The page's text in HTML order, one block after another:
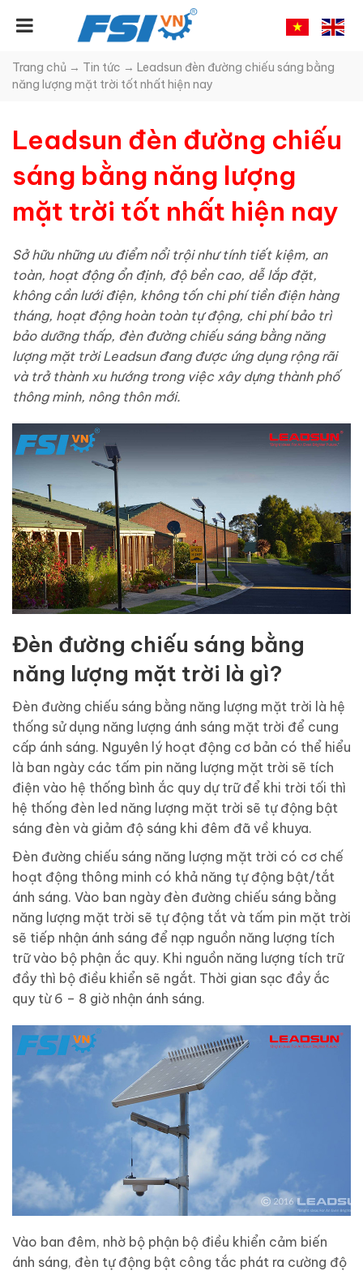
Trang chủ → Tin tức → Leadsun đèn đường chiếu sáng bằng
năng lượng mặt trời tốt nhất hiện nay
Leadsun đèn đường chiếu
sáng bằng năng lượng
mặt trời tốt nhất hiện nay
Sở hữu những ưu điểm nổi trội như tính tiết kiệm, an
toàn, hoạt động ổn định, độ bền cao, dễ lắp đặt,
không cần lưới điện, không tốn chi phí tiền điện hàng
tháng, hoạt động hoàn toàn tự động, chi phí bảo trì
bảo dưỡng thấp, đèn đường chiếu sáng bằng năng
lượng mặt trời Leadsun đang được ứng dụng rộng rãi
và trở thành xu hướng trong việc xây dựng thành phố
thông minh, nông thôn mới.
Đèn đường chiếu sáng bằng
năng lượng mặt trời là gì?
Đèn đường chiếu sáng bằng năng lượng mặt trời là hệ
thống sử dụng năng lượng ánh sáng mặt trời để cung
cấp ánh sáng. Nguyên lý hoạt động cơ bản có thể hiểu
là ban ngày các tấm pin năng lượng mặt trời sẽ tích
điện vào hệ thống bình ắc quy dự trữ để khi trời tối thì
hệ thống đèn led năng lượng mặt trời sẽ tự động bật
sáng đèn và giảm độ sáng khi đêm đã về khuya.
Đèn đường chiếu sáng năng lượng mặt trời có cơ chế
hoạt động thông minh có khả năng tự động bật/tắt
ánh sáng. Vào ban ngày đèn đường chiếu sáng bằng
năng lượng mặt trời sẽ tự động tắt và tấm pin mặt trời
sẽ tiếp nhận ánh sáng để nạp nguồn năng lượng tích
trữ vào bộ phận ắc quy. Khi nguồn năng lượng tích trữ
đầy thì bộ điều khiển sẽ ngắt. Thời gian sạc đầy ắc
quy từ 6 – 8 giờ nhận ánh sáng.
Vào ban đêm, nhờ bộ phận bộ điều khiển cảm biến
ánh sáng, đèn tự động bật công tắc phát ra cường độ